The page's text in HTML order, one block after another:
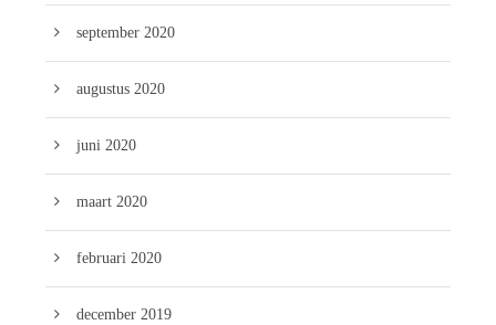
september 2020
augustus 2020
juni 2020
maart 2020
februari 2020
december 2019